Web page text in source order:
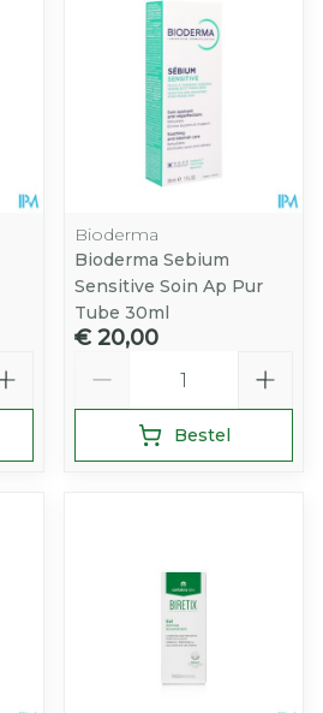
Bioderma
Bioderma Sebium
Sensitive Soin Ap Pur
Tube 30ml
€ 20,00
Bestel